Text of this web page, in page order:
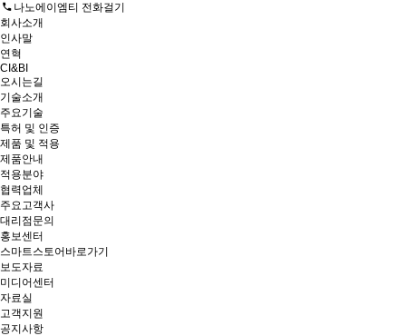
나노에이엠티 전화걸기
회사소개
인사말
연혁
CI&BI
오시는길
기술소개
주요기술
특허 및 인증
제품 및 적용
제품안내
적용분야
협력업체
주요고객사
대리점문의
홍보센터
스마트스토어바로가기
보도자료
미디어센터
자료실
고객지원
공지사항